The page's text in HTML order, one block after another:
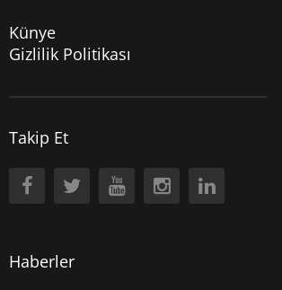
Künye
Gizlilik Politikası
Takip Et
Haberler